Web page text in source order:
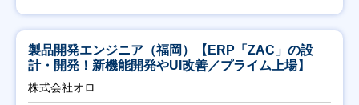
製品開発エンジニア（福岡）【ERP「ZAC」の設
計・開発！新機能開発やUI改善／プライム上場】
株式会社オロ